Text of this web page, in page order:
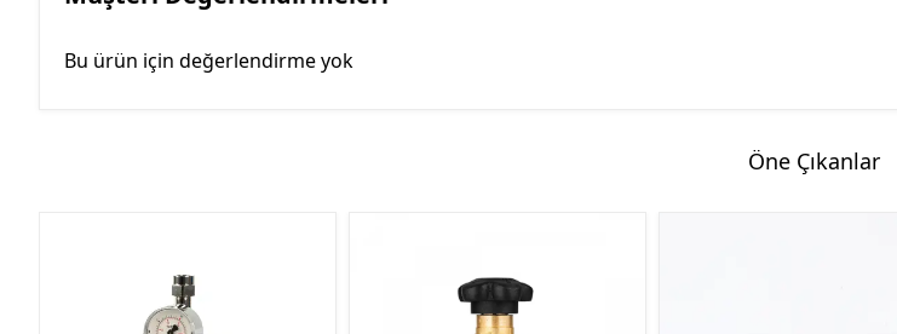
Bu ürün için değerlendirme yok
Öne Çıkanlar